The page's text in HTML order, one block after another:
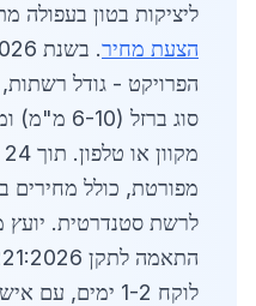
ליציקות בטון בעפולה
הצעת מחיר
סוג ברזל
לרשת סטנדרטית. יועץ
לוקח 1-2 ימים,